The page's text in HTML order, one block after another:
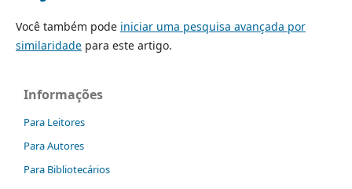
Você também pode iniciar uma pesquisa avançada por
similaridadepara este artigo.
Informações
Para Leitores
Para Autores
Para Bibliotecários